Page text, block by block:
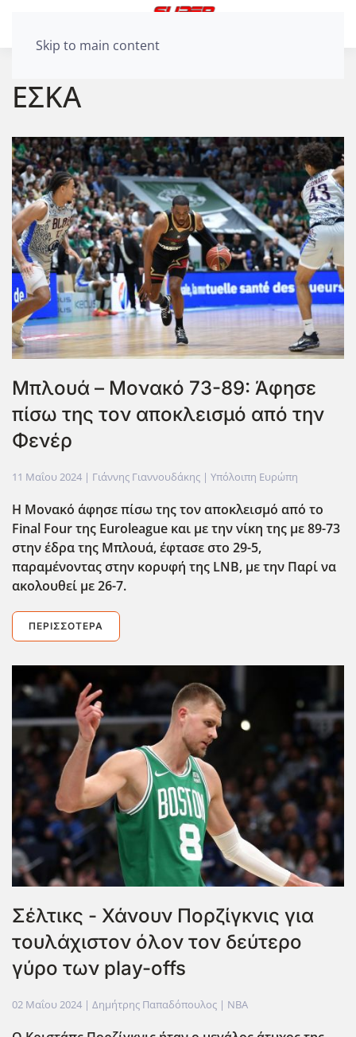
Skip to main content
ΕΣΚΑ
Μπλουά – Μονακό 73-89: Άφησε
πίσω της τον αποκλεισμό από την
Φενέρ
11 Μαΐου 2024 | Γιάννης Γιαννουδάκης | Υπόλοιπη Ευρώπη
Η Μονακό άφησε πίσω της τον αποκλεισμό από το
Final Fourτης Euroleague και με την νίκη της με 89-73
στην έδρα της Μπλουά, έφτασε στο 29-5,
παραμένοντας στην κορυφή της LNB, με την Παρί να
ακολουθεί με 26-7.
ΠΕΡΙΣΣΌΤΕΡΑ
Σέλτικς - Χάνουν Πορζίγκνις για
τουλάχιστον όλον τον δεύτερο
γύρο των play-offs
02 Μαΐου 2024 | Δημήτρης Παπαδόπουλος | NBA